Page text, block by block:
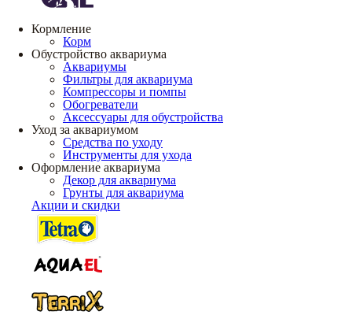
Кормление
Корм
Обустройство аквариума
Аквариумы
Фильтры для аквариума
Компрессоры и помпы
Обогреватели
Аксессуары для обустройства
Уход за аквариумом
Средства по уходу
Инструменты для ухода
Оформление аквариума
Декор для аквариума
Грунты для аквариума
Акции и скидки